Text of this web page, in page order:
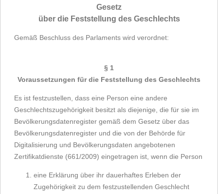
Gesetz
über die Feststellung des Geschlechts
Gemäß Beschluss des Parlaments wird verordnet:
§ 1
Voraussetzungen für die Feststellung des Geschlechts
Es ist festzustellen, dass eine Person eine andere
Geschlechtszugehörigkeit besitzt als diejenige, die für sie im
Bevölkerungsdatenregister gemäß dem Gesetz über das
Bevölkerungsdatenregister und die von der Behörde für
Digitalisierung und Bevölkerungsdaten angebotenen
Zertifikatdienste (661/2009) eingetragen ist, wenn die Person
eine Erklärung über ihr dauerhaftes Erleben der
Zugehörigkeit zu dem festzustellenden Geschlecht